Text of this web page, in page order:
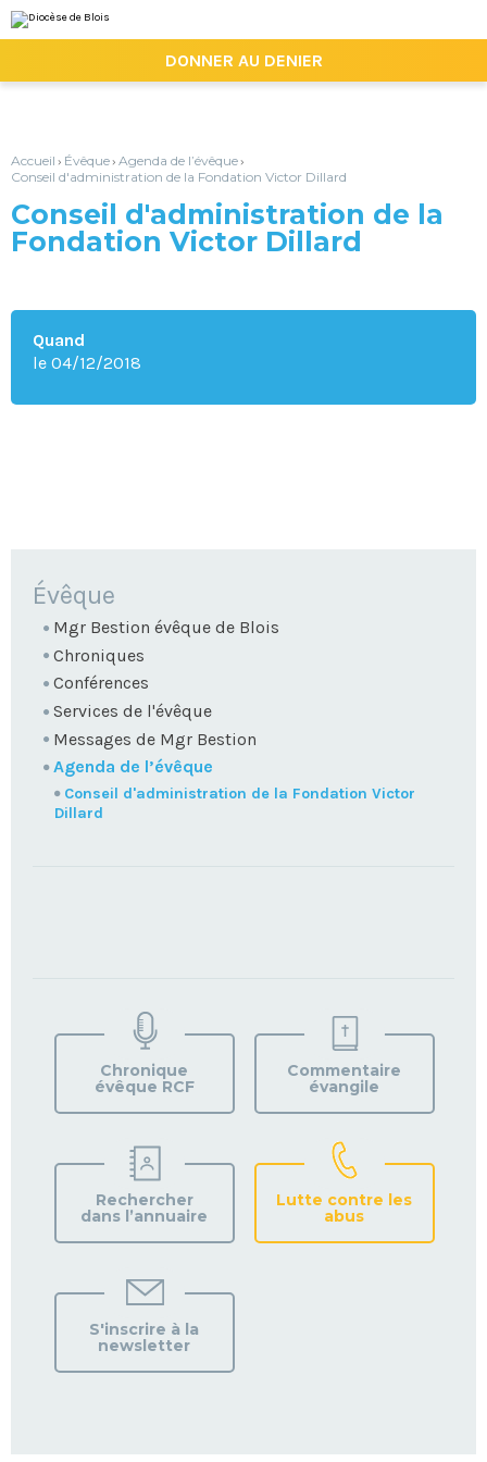
au
contenu.
la
personnels
DONNER AU DENIER
Accueil › Évêque› Agenda de l’évêque›
Conseil d'administration de la Fondation Victor Dillard
Conseil d'administration de la
Fondation Victor Dillard
Quand
le 04/12/2018
NAVIGATION
Évêque
Mgr Bestion évêque de Blois
Chroniques
Conférences
Services de l'évêque
Messages de Mgr Bestion
Agenda de l’évêque
Conseil d'administration de la Fondation Victor
Dillard
VOTRE
PAROISSE
Chronique
évêque RCF
Commentaire
évangile
Rechercher
dans l’annuaire
Lutte contre les
abus
S'inscrire à la
newsletter